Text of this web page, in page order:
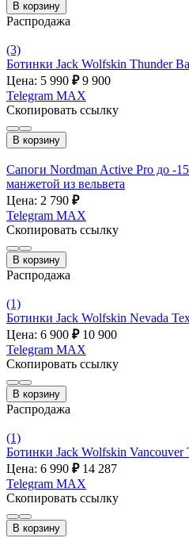
В корзину
Распродажа
(3)
Ботинки Jack Wolfskin Thunder
Цена: 5 990 ₽ 9 900
Telegram MAX
Скопировать ссылку
В корзину
Сапоги Nordman Active Pro до -
манжетой из вельвета
Цена: 2 790 ₽
Telegram MAX
Скопировать ссылку
В корзину
Распродажа
(1)
Ботинки Jack Wolfskin Nevada
Цена: 6 900 ₽ 10 900
Telegram MAX
Скопировать ссылку
В корзину
Распродажа
(1)
Ботинки Jack Wolfskin Vancouver
Цена: 6 990 ₽ 14 287
Telegram MAX
Скопировать ссылку
В корзину